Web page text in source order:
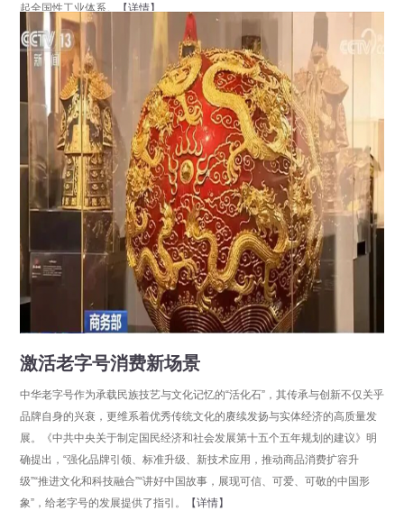
起全国性工业体系。
【详情】
分享 点击数：32406
激活老字号消费新场景
中华老字号作为承载民族技艺与文化记忆的“活化石”，其传承与创新不仅关乎
品牌自身的兴衰，更维系着优秀传统文化的赓续发扬与实体经济的高质量发
展。《中共中央关于制定国民经济和社会发展第十五个五年规划的建议》明
确提出，“强化品牌引领、标准升级、新技术应用，推动商品消费扩容升
级”“推进文化和科技融合”“讲好中国故事，展现可信、可爱、可敬的中国形
象”，给老字号的发展提供了指引。
【详情】